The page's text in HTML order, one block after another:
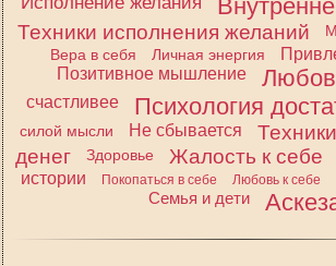
Техники исполнения желаний
Вера в себя Личная энергия
Позитивное мышление
счастливее
Психология
силой мысли
Не сбывается
денег
Здоровье Жалость к себе
истории
Покопаться в себе Любовь к себе
Семья и дети